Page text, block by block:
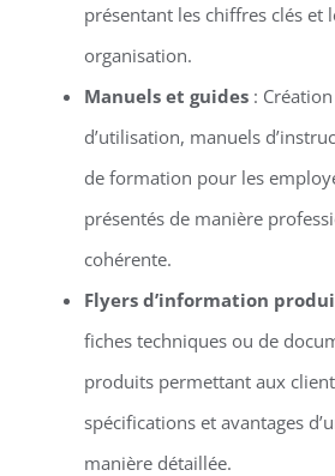
présentant les chiffres clés et
organisation.
Manuels et guides:
d’utilisation, manuels
de formation pour les
présentés de manière
cohérente.
Flyers d’information
fiches techniques ou de
produits permettant aux
spécifications et avantages
manière détaillée.